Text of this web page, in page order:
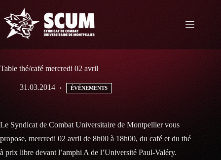
contenu
Table thé/café mercredi 02 avril
31.03.2014 ÉVÉNEMENTS
Le Syndicat de Combat Universitaire de Montpellier vous
propose, mercredi 02 avril de 8h00 à 18h00, du café et du thé
à prix libre devant l’amphi A de l’Université Paul-Valéry.